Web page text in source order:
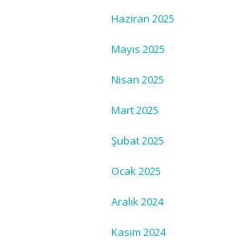
Haziran 2025
Mayıs 2025
Nisan 2025
Mart 2025
Şubat 2025
Ocak 2025
Aralık 2024
Kasım 2024